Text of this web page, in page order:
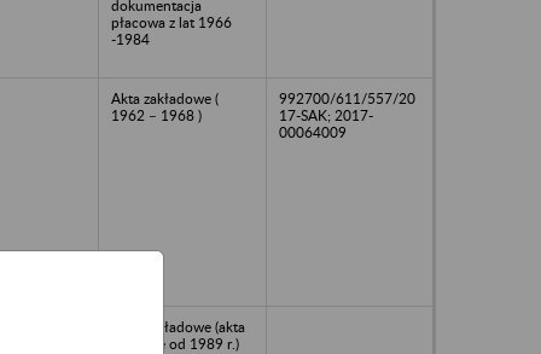
dokumentacja
płacowa z lat 1966
-1984
Akta zakładowe (
1962 – 1968 )
992700/611/557/20
17-SAK; 2017-
00064009
Akta zakładowe (akta
płacowe od 1989 r.)